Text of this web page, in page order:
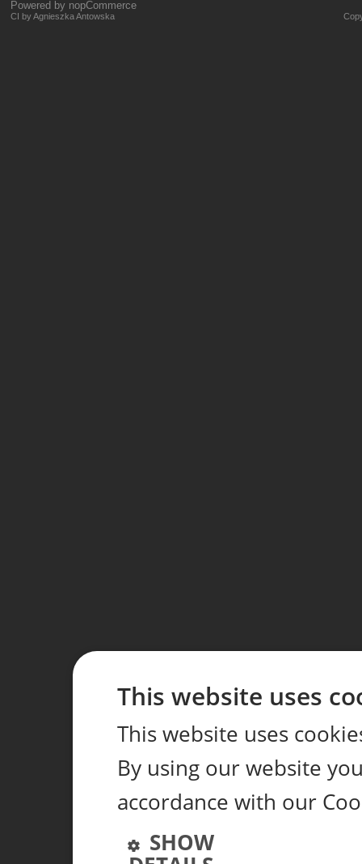
Powered by nopCommerce
CI by Agnieszka Antowska
This website uses
This website uses
By using our website
accordance with our
SHOW